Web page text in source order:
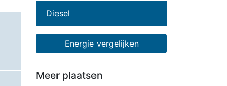
Diesel
Energie vergelijken
Meer plaatsen